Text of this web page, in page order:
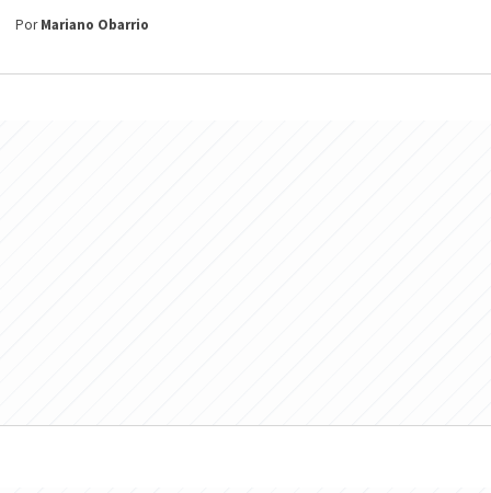
PorMariano Obarrio